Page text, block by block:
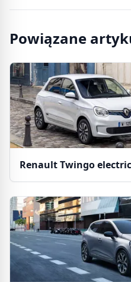
Powiązane
Renault Twingo